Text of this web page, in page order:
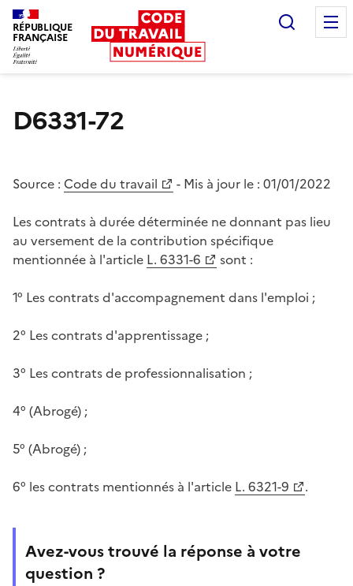
RÉPUBLIQUE
FRANÇAISE
D6331-72
Source : Code du travail - Mis à jour le : 01/01/2022
Les contrats à durée déterminée ne donnant pas lieu
au versement de la contribution spécifique
mentionnée à l'article L. 6331-6
sont :
1° Les contrats d'accompagnement dans l'emploi ;
2° Les contrats d'apprentissage ;
3° Les contrats de professionnalisation ;
4° (Abrogé) ;
5° (Abrogé) ;
6° les contrats mentionnés à l'article L. 6321-9 .
Avez-vous trouvé la réponse à votre
question ?